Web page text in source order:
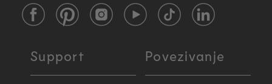
FacebookPinterestInstagramYouTubeTikTokLinkedIn
Support Povezivanje